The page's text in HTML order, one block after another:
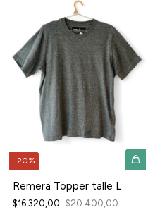
-20%
Remera Topper talle L
$16.320,00 $20.400,00